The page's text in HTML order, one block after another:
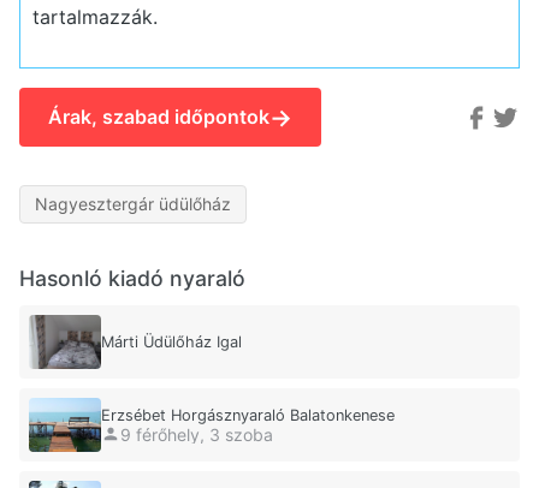
tartalmazzák.
Árak, szabad időpontok→
Nagyesztergár üdülőház
Hasonló kiadó nyaraló
Márti Üdülőház Igal
Erzsébet Horgásznyaraló Balatonkenese
9 férőhely, 3 szoba